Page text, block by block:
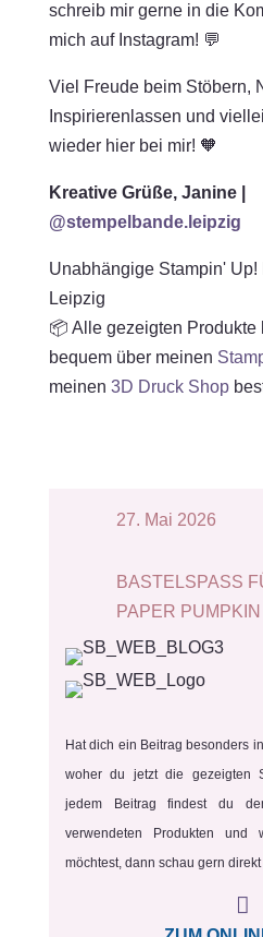
e
l
A
u
b
e
w
a
h
schreib mir gerne in die
mich auf Instagram! 💬
Viel Freude beim Stöbern,
Inspirierenlassen und
wieder hier bei mir! 🧡
Kreative Grüße, Janine |
@stempelbande.leipzig
Unabhängige Stampin'
Leipzig
📦 Alle gezeigten Produkte
bequem über meinen
meinen 3D Druck Shop
27. Mai 2026
BASTELSPASS
PAPER PUMPKIN
Hat dich ein Beitrag besonders
woher du jetzt die gezeigten
jedem Beitrag findest du
verwendeten Produkten und
möchtest, dann schau gern
